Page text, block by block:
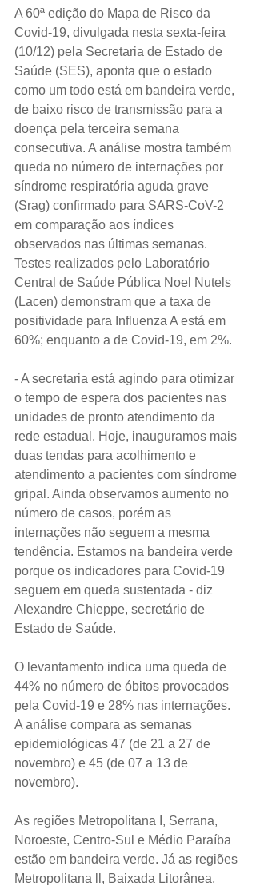
A 60ª edição do Mapa de Risco da
Covid-19, divulgada nesta sexta-feira
(10/12) pela Secretaria de Estado de
Saúde (SES), aponta que o estado
como um todo está em bandeira verde,
de baixo risco de transmissão para a
doença pela terceira semana
consecutiva. A análise mostra também
queda no número de internações por
síndrome respiratória aguda grave
(Srag) confirmado para SARS-CoV-2
em comparação aos índices
observados nas últimas semanas.
Testes realizados pelo Laboratório
Central de Saúde Pública Noel Nutels
(Lacen) demonstram que a taxa de
positividade para Influenza A está em
60%; enquanto a de Covid-19, em 2%.
- A secretaria está agindo para otimizar
o tempo de espera dos pacientes nas
unidades de pronto atendimento da
rede estadual. Hoje, inauguramos mais
duas tendas para acolhimento e
atendimento a pacientes com síndrome
gripal. Ainda observamos aumento no
número de casos, porém as
internações não seguem a mesma
tendência. Estamos na bandeira verde
porque os indicadores para Covid-19
seguem em queda sustentada - diz
Alexandre Chieppe, secretário de
Estado de Saúde.
O levantamento indica uma queda de
44% no número de óbitos provocados
pela Covid-19 e 28% nas internações.
A análise compara as semanas
epidemiológicas 47 (de 21 a 27 de
novembro) e 45 (de 07 a 13 de
novembro).
As regiões Metropolitana I, Serrana,
Noroeste, Centro-Sul e Médio Paraíba
estão em bandeira verde. Já as regiões
Metropolitana ll, Baixada Litorânea,